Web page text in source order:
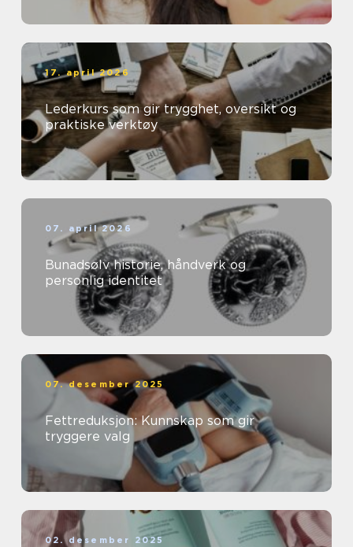
17. april 2026
Lederkurs som gir trygghet, oversikt og
praktiske verktøy
07. april 2026
Bunadsølv historie, håndverk og
personlig identitet
07. desember 2025
Fettreduksjon: Kunnskap som gir
tryggere valg
02. desember 2025